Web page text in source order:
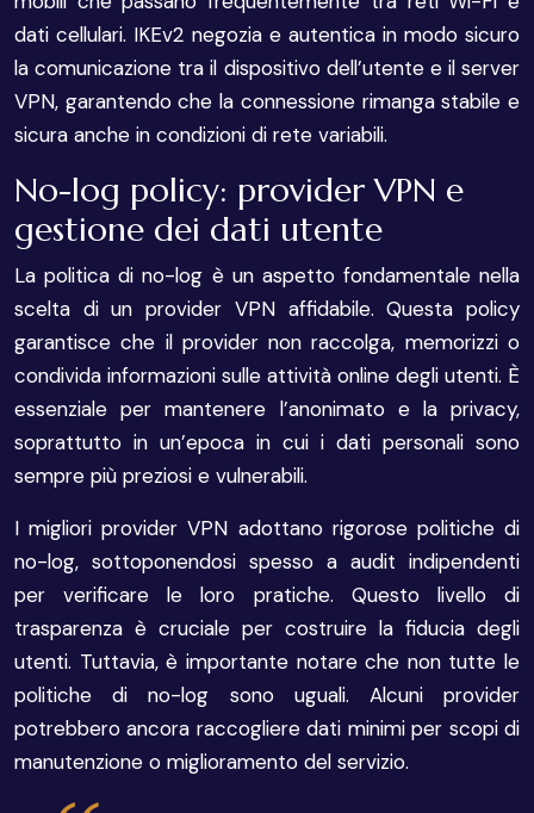
dati cellulari. IKEv2 negozia e autentica in modo sicuro
la comunicazione tra il dispositivo dell’utente e il server
VPN, garantendo che la connessione rimanga stabile e
sicura anche in condizioni di rete variabili.
No-log policy: provider VPN e
gestione dei dati utente
La politica di no-log è un aspetto fondamentale nella
scelta di un provider VPN affidabile. Questa policy
garantisce che il provider non raccolga, memorizzi o
condivida informazioni sulle attività online degli utenti. È
essenziale per mantenere l’anonimato e la privacy,
soprattutto in un’epoca in cui i dati personali sono
sempre più preziosi e vulnerabili.
I migliori provider VPN adottano rigorose politiche di
no-log, sottoponendosi spesso a audit indipendenti
per verificare le loro pratiche. Questo livello di
trasparenza è cruciale per costruire la fiducia degli
utenti. Tuttavia, è importante notare che non tutte le
politiche di no-log sono uguali. Alcuni provider
potrebbero ancora raccogliere dati minimi per scopi di
manutenzione o miglioramento del servizio.